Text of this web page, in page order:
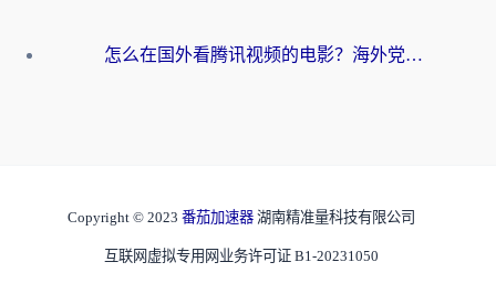
怎么在国外看腾讯视频的电影？海外党亲测有效的回国加速指南
Copyright © 2023 番茄加速器 湖南精准量科技有限公司
互联网虚拟专用网业务许可证 B1-20231050